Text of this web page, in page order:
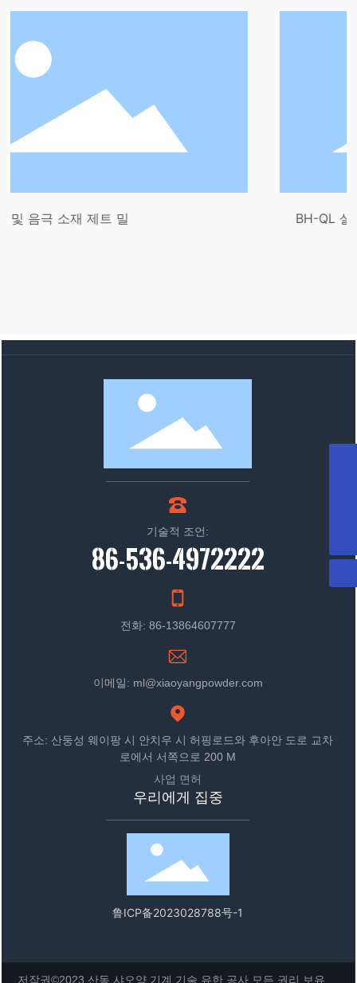
트 밀 BH-QL 실험실 제트 밀
기술적 조언:
86-536-4972222
전화: 86-13864607777
이메일: ml@xiaoyangpowder.com
주소: 산둥성 웨이팡 시 안치우 시 허핑로드와 후아안 도로 교차
로에서 서쪽으로 200 M
사업 면허
우리에게 집중
鲁ICP备2023028788号-1
저작권©2023 산동 샤오양 기계 기술 유한 공사 모든 권리 보유.
8613864607777
sdxyjxkjyxgs@163.com
+86-536-4972222